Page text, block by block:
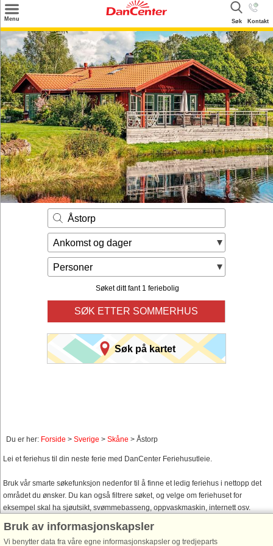
Menu Kontakt
Søk
Søk
Tilbud
Inspirasjon
Info
Service
Kontakt
Eier login
Åstorp
Ankomst og dager
Personer
Søket ditt fant 1 feriebolig
SØK ETTER SOMMERHUS
Søk på kartet
Du er her: Forside > Sverige > Skåne > Åstorp
Lei et feriehus til din neste ferie med DanCenter Feriehusutleie.
Bruk vår smarte søkefunksjon nedenfor til å finne et ledig feriehus i nettopp det
området du ønsker. Du kan også filtrere søket, og velge om feriehuset for
eksempel skal ha sjøutsikt, svømmebasseng, oppvaskmaskin, internett osv.
Bruk av informasjonskapsler
Vi benytter data fra våre egne informasjonskapsler og tredjeparts